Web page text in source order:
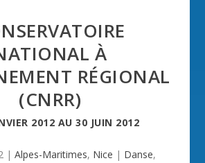
À
RÉGIONAL
(CNRR)
2012 AU30 JUIN 2012
| Alpes-Maritimes, Nice | Danse,